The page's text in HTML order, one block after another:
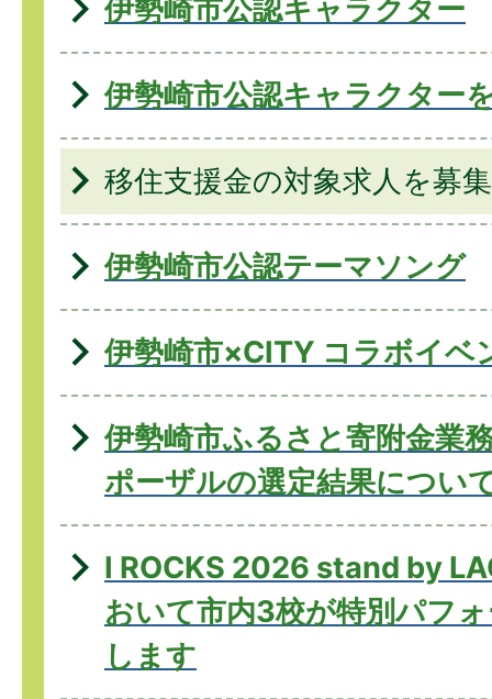
伊勢崎市公認キャラクター
伊勢崎市公認キャラクター
移住支援金の対象求人を募
伊勢崎市公認テーマソング
伊勢崎市×CITY コラボイベ
伊勢崎市ふるさと寄附金業
ポーザルの選定結果につい
I ROCKS 2026 stand by
おいて市内3校が特別パフ
します